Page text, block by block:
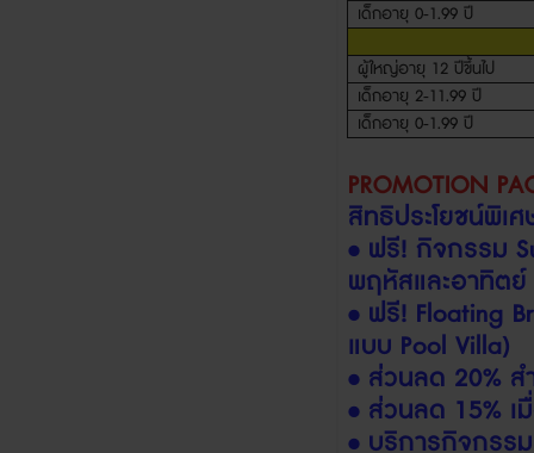
เด็กอายุ 0-1.99 ปี
ผู้ใหญ่อายุ 12 ปีขึ้นไป
เด็กอายุ 2-11.99 ปี
เด็กอายุ 0-1.99 ปี
PROMOTION
สิทธิประโยชน์พิเ
• ฟรี! กิจกรรม
พฤหัสและอาทิตย์
• ฟรี! Floating
แบบ Pool Villa)
• ส่วนลด 20% ส
• ส่วนลด 15% เ
• บริการกิจกรรม